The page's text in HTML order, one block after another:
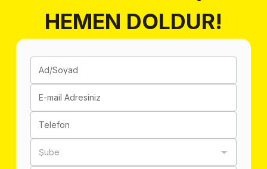
HEMEN DOLDUR!
Ad/Soyad
E-mail Adresiniz
Telefon
Şube